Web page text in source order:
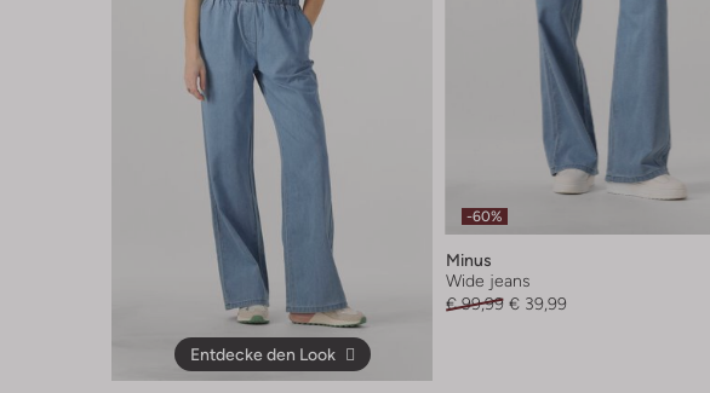
Entdecke den Look
-60%
Minus
Wide jeans
€ 99,99 € 39,99